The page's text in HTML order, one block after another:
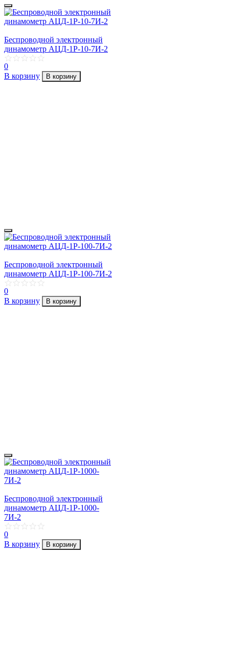
Беспроводной электронный
динамометр АЦД-1Р-10-7И-2
0
В корзину
В корзину
Беспроводной электронный
динамометр АЦД-1Р-100-7И-2
0
В корзину
В корзину
Беспроводной электронный
динамометр АЦД-1Р-1000-
7И-2
0
В корзину
В корзину